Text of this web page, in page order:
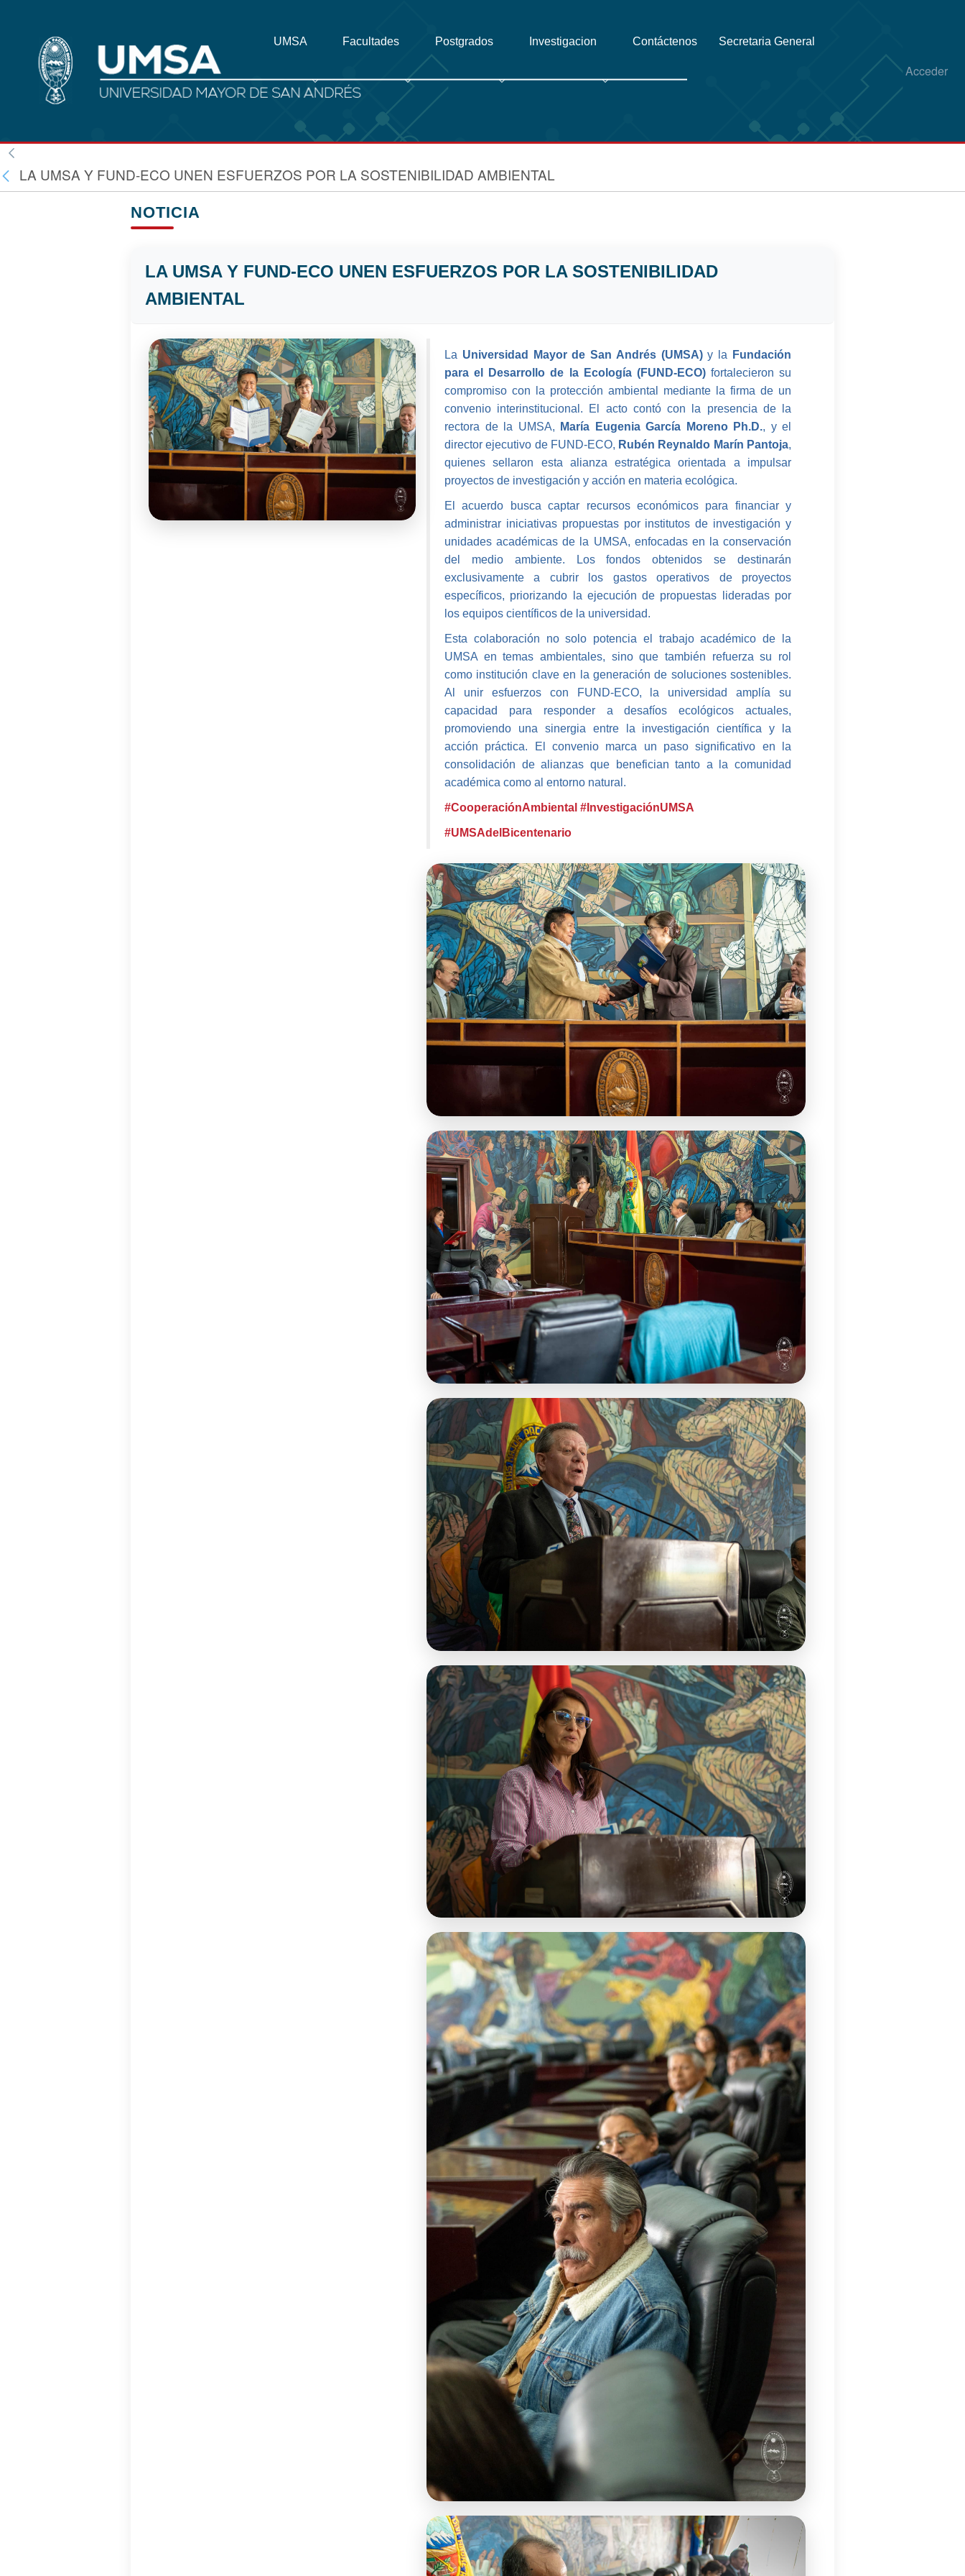
Acceder
UMSA Facultades Postgrados Investigacion Contáctenos Secretaria General
LA UMSA Y FUND-ECO UNEN ESFUERZOS POR LA SOSTENIBILIDAD AMBIENTAL
NOTICIA
LA UMSA Y FUND-ECO UNEN ESFUERZOS POR LA SOSTENIBILIDAD
AMBIENTAL
La Universidad Mayor de San Andrés (UMSA)y la
Fundación
para el Desarrollo de la Ecología (FUND-ECO)fortalecieron su
compromiso con la protección ambiental mediante la firma de un
convenio interinstitucional. El acto contó con la presencia de la
rectora de la UMSA,
María Eugenia García Moreno Ph.D., y el
director ejecutivo de FUND-ECO, Rubén Reynaldo Marín Pantoja,
quienes sellaron esta alianza estratégica orientada a impulsar
proyectos de investigación y acción en materia ecológica.
El acuerdo busca captar recursos económicos para financiar y
administrar iniciativas propuestas por institutos de investigación y
unidades académicas de la UMSA, enfocadas en la conservación
del medio ambiente. Los fondos obtenidos se destinarán
exclusivamente a cubrir los gastos operativos de proyectos
específicos, priorizando la ejecución de propuestas lideradas por
los equipos científicos de la universidad.
Esta colaboración no solo potencia el trabajo académico de la
UMSA en temas ambientales, sino que también refuerza su rol
como institución clave en la generación de soluciones sostenibles.
Al unir esfuerzos con FUND-ECO, la universidad amplía su
capacidad para responder a desafíos ecológicos actuales,
promoviendo una sinergia entre la investigación científica y la
acción práctica. El convenio marca un paso significativo en la
consolidación de alianzas que benefician tanto a la comunidad
académica como al entorno natural.
#CooperaciónAmbiental #InvestigaciónUMSA
#UMSAdelBicentenario